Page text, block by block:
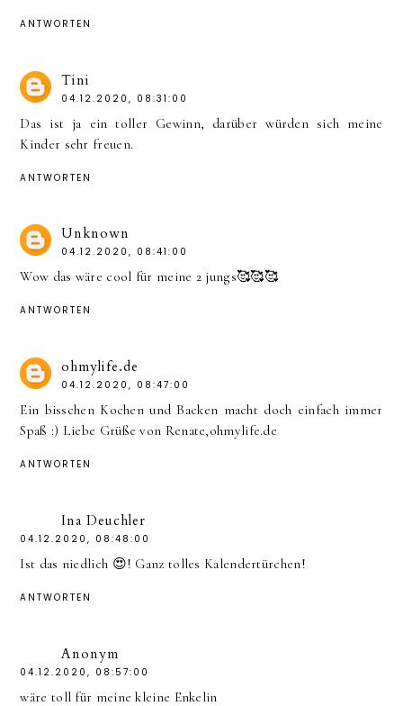
ANTWORTEN
Tini
04.12.2020, 08:31:00
Das ist ja ein toller Gewinn, darüber würden sich meine
Kinder sehr freuen.
ANTWORTEN
Unknown
04.12.2020, 08:41:00
Wow das wäre cool für meine 2 jungs🥰🥰🥰
ANTWORTEN
ohmylife.de
04.12.2020, 08:47:00
Ein bisschen Kochen und Backen macht doch einfach immer
Spaß :) Liebe Grüße von Renate,ohmylife.de
ANTWORTEN
Ina Deuchler
04.12.2020, 08:48:00
Ist das niedlich 😍! Ganz tolles Kalendertürchen!
ANTWORTEN
Anonym
04.12.2020, 08:57:00
wäre toll für meine kleine Enkelin